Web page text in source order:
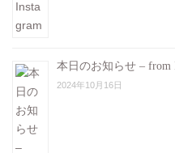
本日のお知らせ – from
2024年10月16日